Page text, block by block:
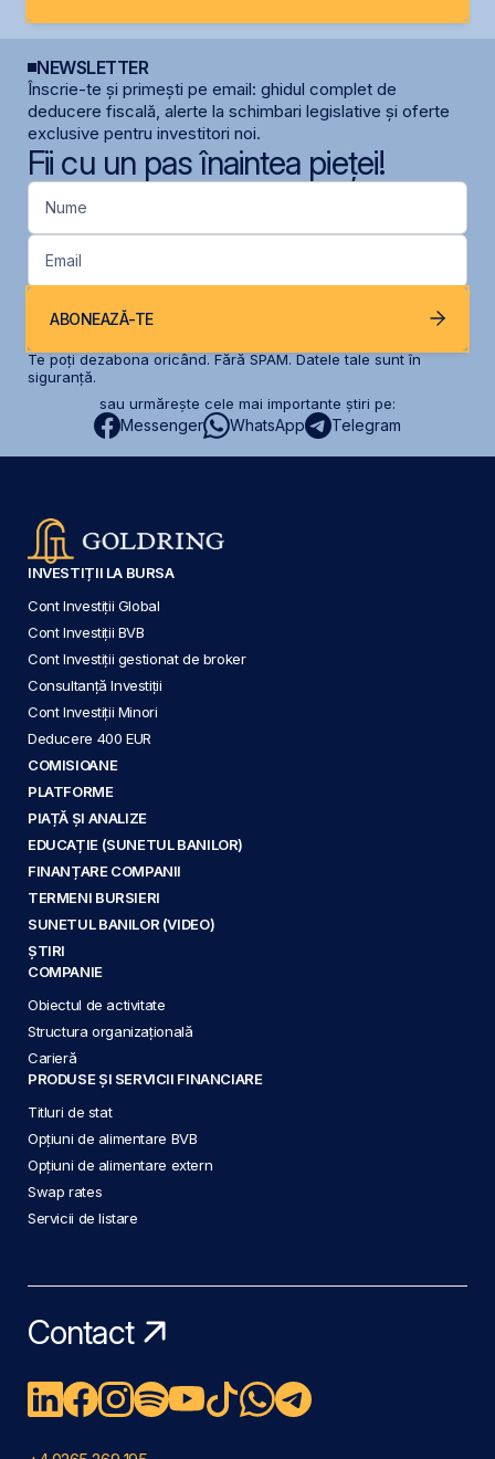
NEWSLETTER
Înscrie-te și primești pe email: ghidul complet de
deducere fiscală, alerte la schimbari legislative și oferte
exclusive pentru investitori noi.
Fii cu un pas înaintea pieței!
Nume
Email
ABONEAZĂ-TE
Te poți dezabona oricând. Fără SPAM. Datele tale sunt în
siguranță.
sau urmărește cele mai importante știri pe:
Messenger WhatsApp Telegram
INVESTIȚII LA BURSA
Cont Investiții Global
Cont Investiții BVB
Cont Investiții gestionat de broker
Consultanță Investiții
Cont Investiții Minori
Deducere 400 EUR
COMISIOANE
PLATFORME
PIAȚĂ ȘI ANALIZE
EDUCAȚIE (SUNETUL BANILOR)
FINANȚARE COMPANII
TERMENI BURSIERI
SUNETUL BANILOR (VIDEO)
ȘTIRI
COMPANIE
Obiectul de activitate
Structura organizațională
Carieră
PRODUSE ȘI SERVICII FINANCIARE
Titluri de stat
Opțiuni de alimentare BVB
Opțiuni de alimentare extern
Swap rates
Servicii de listare
Contact